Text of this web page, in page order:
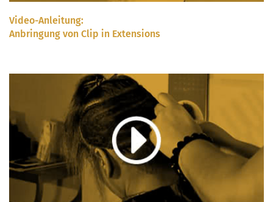
Video-Anleitung:
Anbringung von Clip in Extensions